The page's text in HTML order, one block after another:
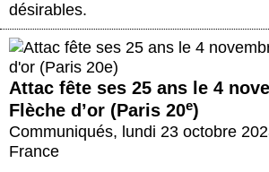
désirables.
Attac fête ses 25 ans le 4
Flèche d’or (Paris 20e)
Communiqués, lundi 23 octobre
France